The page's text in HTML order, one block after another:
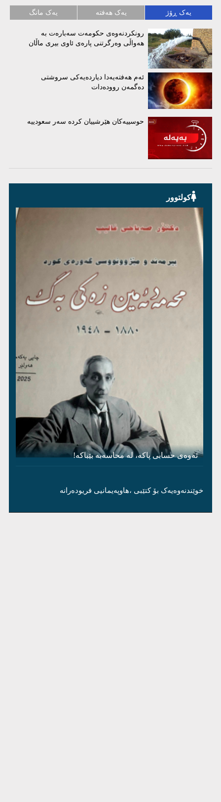
یەک ڕۆژ یەک هەفتە یەک مانگ
رونکردنەوەی حکومەت سەبارەت بە
هەواڵی وەرگرتنی پارەی ئاوی بیری ماڵان
ئەم هەفتەیەدا دیاردەیەکی سروشتی
دەگمەن روودەدات
حوسییەکان هێرشییان کردە سەر سعودییە
کولتوور
ئەوەی حسابی پاکە، لە محاسەبە بێباکە!
خوێندنەوەیەک بۆ کتێبی ،هاوپەیمانیی فریودەرانە